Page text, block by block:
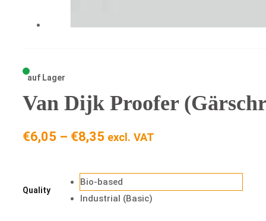
auf Lager
Van Dijk Proofer
€6,05 – €8,35 Preisspanne:
€8,35
excl. VAT
Quality
Bio-based
Industrial (Basic)